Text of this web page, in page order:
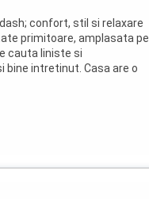
confort, stil si relaxare
primitoare, amplasata pe
cauta liniste si
intretinut. Casa are o